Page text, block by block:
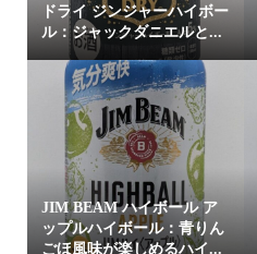
ドライ ジンジャーハイボー
ル：ジャックダニエルと...
JIM BEAM ハイボール ア
ップルハイボール：青りん
ごほ風味が楽しめるハイ...